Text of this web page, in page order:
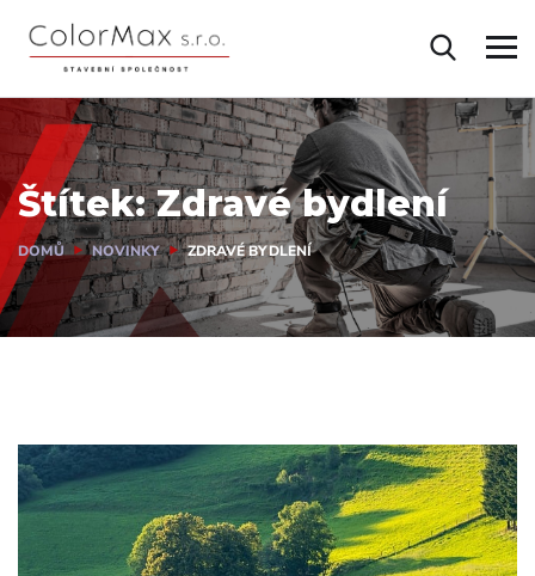
Štítek:Zdravé bydlení
DOMŮ NOVINKY ZDRAVÉ BYDLENÍ